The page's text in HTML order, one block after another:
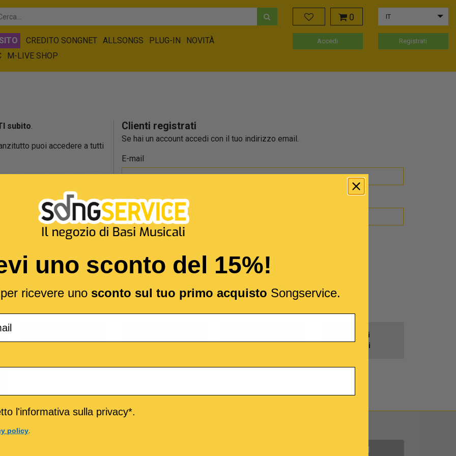
CREDITO SONGNET ALLSONGS PLUG-IN
NOVITÀ
M-LIVE SHOP
0 IT
Accedi Registrati
Clienti registrati
Se hai un account accedi con il tuo indirizzo email.
E-mail
Password
subito.
puoi accedere a tutti
e scaricare i brani del
aggiornato sulla
le promozioni.
M-Live Medley
Tutti i
Generi
prodotti
INFORMAZIONI
uno sconto del 15%!
ricevere uno sconto sul tuo primo acquisto Songservice.
l'informativa sulla privacy*.
policy.